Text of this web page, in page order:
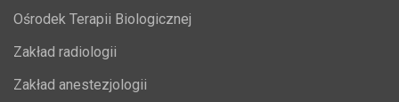
Ośrodek Terapii Biologicznej
Zakład radiologii
Zakład anestezjologii